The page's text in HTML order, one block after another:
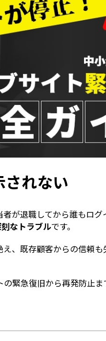
れない
者が退職してから誰もロ
なトラブルです。
、既存顧客からの信頼も
緊急復旧から再発防止ま